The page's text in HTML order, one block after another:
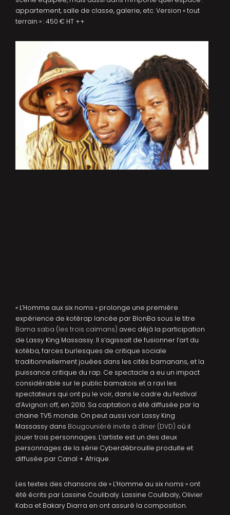
appartement, salle de classe, galerie, etc. Version « tout
terrain » : 450 € HT ++
« L’Homme aux six noms » prolonge une première
expérience de kotèrap lancée par BlonBa sous le titre
Bama saba (les trois caïmans) avec déjà la participation
de Lassy King Massassy. Il s’agissait de fusionner l’art du
kotèba, farces burlesques de critique sociale
traditionnellement jouées dans les cités bamanans, et la
puissance critique du rap. Ce spectacle a eu un impact
considérable sur le public bamakois et a ravi les
spectateurs qui ont pu le voir, dans le cadre du festival
d’Avignon off, en 2010. Sa captation a été diffusée par la
chaine TV5 monde. On peut aussi voir Lassy King
Massassy dans Bougouniéré invite à dîner (DVD) où il
jouer trois personnages. L’artiste est un des deux
personnages de la série Cyberdébrouille produite et
diffusée par Canal + Afrique.
Les textes des chansons de « L’Homme au six noms » ont
été écrits par Lassine Coulibaly. Lassine Coulibaly, Olivier
Kaba et Bakary Diarra en ont assuré la composition.